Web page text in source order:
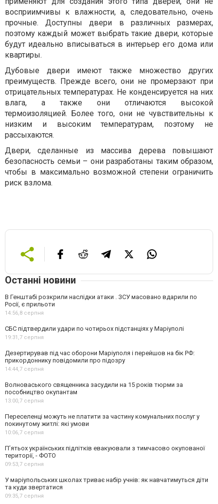
восприимчивы к влажности, а, следовательно, очень
прочные. Доступны двери в различных размерах,
поэтому каждый может выбрать такие двери, которые
будут идеально вписываться в интерьер его дома или
квартиры.
Дубовые двери имеют также множество других
преимуществ. Прежде всего, они не промерзают при
отрицательных температурах. Не конденсируется на них
влага, а также они отличаются высокой
термоизоляцией. Более того, они не чувствительны к
низким и высоким температурам, поэтому не
рассыхаются.
Двери, сделанные из массива дерева повышают
безопасность семьи – они разработаны таким образом,
чтобы в максимально возможной степени ограничить
риск взлома.
Останні новини
В Генштабі розкрили наслідки атаки . ЗСУ масовано вдарили по
Росії, є прильоти
14:56,8 серпня
СБС підтвердили удари по чотирьох підстанціях у Маріуполі
19:31,7 серпня
Дезертирував під час оборони Маріуполя і перейшов на бік РФ:
прикордоннику повідомили про підозру
14:44,7 серпня
Волноваського священника засудили на 15 років тюрми за
пособництво окупантам
13:00,7 серпня
Переселенці можуть не платити за частину комунальних послуг у
покинутому житлі: які умови
10:06,7 серпня
П’ятьох українських підлітків евакуювали з тимчасово окупованої
території, - ФОТО
09:53,7 серпня
У маріупольських школах триває набір учнів: як навчатимуться діти
та куди звертатися
09:35,7 серпня